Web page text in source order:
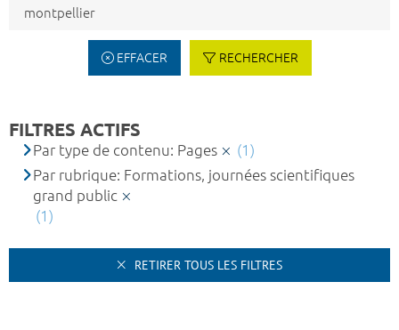
EFFACER RECHERCHER
FILTRES ACTIFS
Par type de contenu: Pages
(1)
Par rubrique: Formations, journées scientifiques
grand public
(1)
RETIRER TOUS LES FILTRES